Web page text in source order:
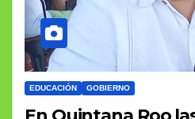
EDUCACIÓN GOBIERNO